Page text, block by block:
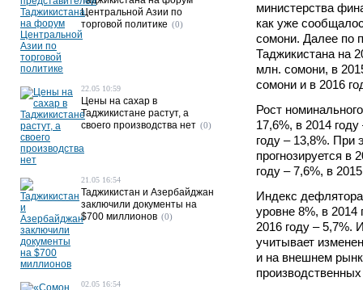
министерства
как уже
сомони. Далее по
Таджикистана на
млн. сомони, в
сомони и в 2016
Рост
17,6%, в 2014
году – 13,8%.
прогнозируется в
году – 7,6%, в
Индекс
уровне 8%, в 2014
2016 году –
учитывает
и на внешнем
Центральной Азии по
торговой политике (0)
22.05 10:59
Цены на сахар в
Таджикистане растут, а
своего производства нет (0)
21.05 16:54
Таджикистан и Азербайджан
заключили документы на
$700 миллионов (0)
02.05 16:54